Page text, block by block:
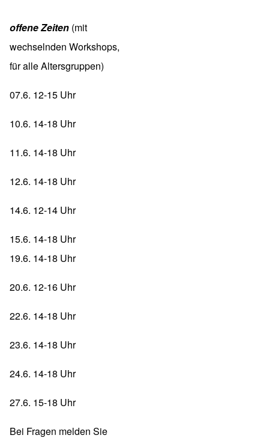
offene Zeiten (mit
wechselnden Workshops,
für alle Altersgruppen)
07.6. 12-15 Uhr
10.6. 14-18 Uhr
11.6. 14-18 Uhr
12.6. 14-18 Uhr
14.6. 12-14 Uhr
15.6. 14-18 Uhr
19.6. 14-18 Uhr
20.6. 12-16 Uhr
22.6. 14-18 Uhr
23.6. 14-18 Uhr
24.6. 14-18 Uhr
27.6. 15-18 Uhr
Bei Fragen melden Sie